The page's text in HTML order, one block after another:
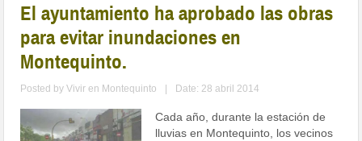
El ayuntamiento ha aprobado las obras
para evitar inundaciones en
Montequinto.
Posted byVivir en Montequinto Date: 28 abril 2014
Cada año, durante la estación de
lluvias en Montequinto, los vecinos